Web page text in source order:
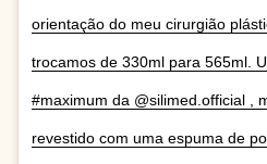
orientação do meu cirurgião
trocamos de 330ml para 565ml.
#maximum da @silimed.official ,
revestido com uma espuma de